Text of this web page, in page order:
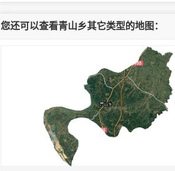
您还可以查看青山乡其它类型的地图：